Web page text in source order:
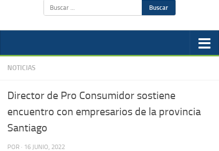
Buscar
NOTICIAS
Director de Pro Consumidor sostiene
encuentro con empresarios de la provincia
Santiago
POR · 16 JUNIO, 2022